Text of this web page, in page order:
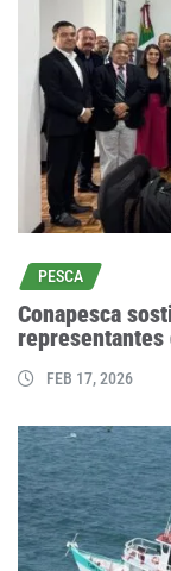
PESCA
Conapesca
representantes
FEB 17, 2026